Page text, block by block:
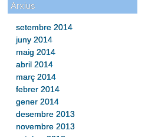
Arxius
setembre 2014
juny 2014
maig 2014
abril 2014
març 2014
febrer 2014
gener 2014
desembre 2013
novembre 2013